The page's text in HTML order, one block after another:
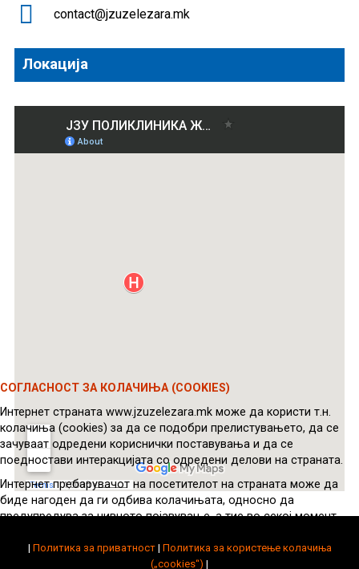
contact@jzuzelezara.mk
Локација
| Политика за приватност| Политика за користење колачиња
(„cookies“) |
СОГЛАСНОСТ ЗА КОЛАЧИЊА (COOKIES)
Интернет страната www.jzuzelezara.mk може да користи т.н.
колачиња (cookies) за да се подобри прелистувањето, да се
зачуваат одредени кориснички поставувања и да се
поедностави интеракцијата со одредени делови на страната.
Интернет пребарувачот на посетителот на страната може да
биде нагоден да ги одбива колачињата, односно да
предупредува за нивното појавување, а тие во секој момент
Во некои случаи, колачињата се потребни за правилно